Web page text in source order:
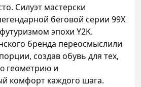
Силуэт мастерски
беговой серии 99X
эпохи Y2K.
бренда переосмыслили
создав обувь для тех,
геометрию и
комфорт каждого шага.